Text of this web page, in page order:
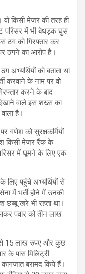
किसी मेजर की तरह ही
परिसर में भी बेधड़क घुस
ठग को गिरफ्तार कर
ठगने का आरोप है।
अभ्यर्थियों को बताता था
करवाने के नाम पर वो
करने के बाद
वाले इस शख्स का
है।
गणेश को सुरक्षकर्मियों
किसी मेजर रैंक के
में घूमने के लिए एक
लिए पहुंचे अभ्यर्थियों से
में भर्ती होने में उनकी
छब्बू खरे भी रहता था।
पवार को तीन लाख
से 15 लाख रुपए और कुछ
के पास मिलिट्री
बरामद किये हैं।